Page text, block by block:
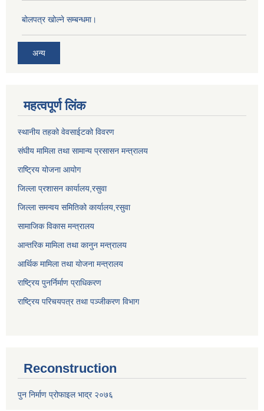
बोलपत्र खोल्ने सम्बन्धमा।
अन्य
महत्वपूर्ण लिंक
स्थानीय तहको वेवसाईटको विवरण
संघीय मामिला तथा सामान्य प्रसासन मन्त्रालय
राष्ट्रिय योजना आयोग
जिल्ला प्रशासन कार्यालय, रसुवा
जिल्ला समन्वय समितिको कार्यालय, रसुवा
सामाजिक विकास मन्त्रालय
आन्तरिक मामिला तथा कानुन मन्त्रालय
आर्थिक मामिला तथा योजना मन्त्रालय
राष्ट्रिय पुनर्निर्माण प्राधिकरण
राष्ट्रिय परिचयपत्र तथा पञ्जीकरण विभाग
Reconstruction
पुन निर्माण प्रोफाइल भाद्र २०७६